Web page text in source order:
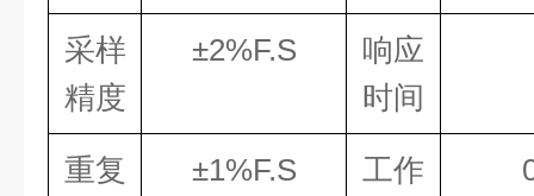
采样
精度
±2%F.S
响应
时间
重复
±1%F.S
工作